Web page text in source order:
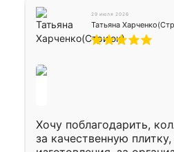
29 июля 2026
Татьяна
Хочу поблагодарить,
за качественную